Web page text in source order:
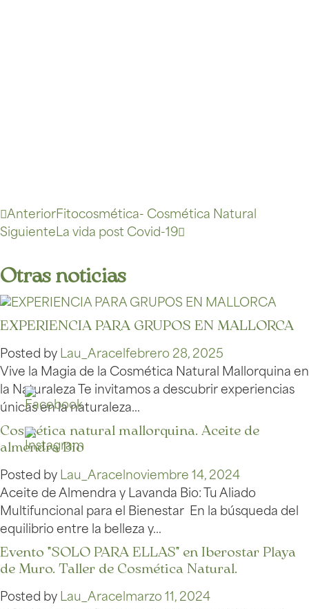
AnteriorFitocosmética- Cosmética Natural
Siguiente La vida post Covid-19
Otras noticias
EXPERIENCIA PARA GRUPOS EN MALLORCA
Posted by Lau_Aracel febrero 28, 2025
Vive la Magia de la Cosmética Natural Mallorquina en
la Naturaleza Te invitamos a descubrir experiencias
únicas en la naturaleza…
Cosmética natural mallorquina. Aceite de
almendra Bio
Posted by Lau_Aracel noviembre 14, 2024
Aceite de Almendra y Lavanda Bio: Tu Aliado
Multifuncional para el Bienestar En la búsqueda del
equilibrio entre la belleza y…
Evento "SOLO PARA ELLAS" en Iberostar Playa
de Muro. Taller de Cosmética Natural.
Posted by Lau_Aracel marzo 11, 2024